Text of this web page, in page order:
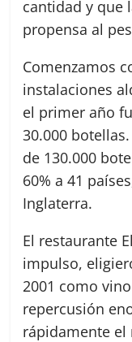
cantidad y que
propensa al
Comenzamos
instalaciones
el primer año
30.000
de 130.000
60% a 41
Inglaterra.
El restaurante
impulso,
2001 como
repercusión
rápidamente el